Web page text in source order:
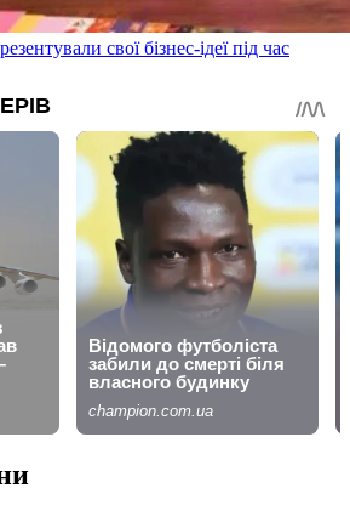
свої бізнес-ідеї під час